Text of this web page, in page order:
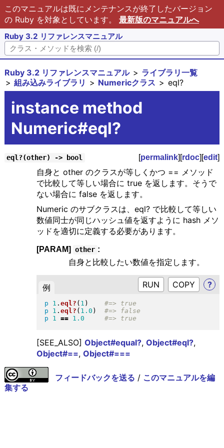
このマニュアルは既にメンテナンスが終了したバージョン
の Ruby を対象としています。 最新版のマニュアルへ
Ruby 3.2 リファレンスマニュアル
Ruby 3.2 リファレンスマニュアル
ライブラリ一覧
組み込みライブラリ
Numericクラス eql?
instance method
Numeric#eql?
eql?(other) -> bool [permalink][rdoc][edit]
自身と other のクラスが等しくかつ == メソッド
で比較して等しい場合に true を返します。そうで
ない場合に false を返します。
Numeric のサブクラスは、eql? で比較して等しい
数値同士が同じハッシュ値を返すように hash メソ
ッドを適切に定義する必要があります。
[PARAM] other :
自身と比較したい数値を指定します。
例 RUN ?
p 1 . eql? ( 1 )
p
1 . eql? ( 1.0 )
p
1 == 1.0
[SEE_ALSO] Object#equal?, Object#eql?,
Object#==, Object#===
フィードバックを送る / このマニュアルを編
集する